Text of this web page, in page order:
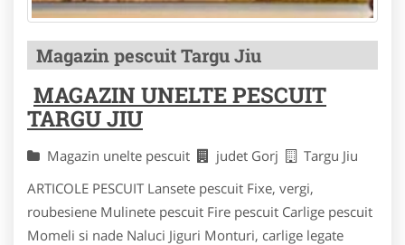
Magazin pescuit Targu Jiu
MAGAZIN UNELTE PESCUIT
TARGU JIU
Magazin unelte pescuit judet Gorj
Targu Jiu
ARTICOLE PESCUIT Lansete pescuit Fixe, vergi,
roubesiene Mulinete pescuit Fire pescuit Carlige pescuit
Momeli si nade Naluci Jiguri Monturi, carlige legate